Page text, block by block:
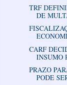
TRF
DE
CARF
INSUMO
PRAZO
PODE